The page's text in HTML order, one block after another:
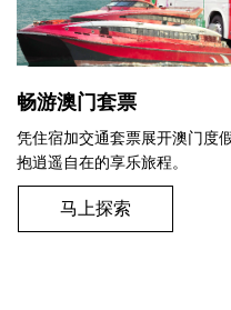
畅游澳门套票
凭住宿加交通套票展开澳门度
抱逍遥自在的享乐旅程。
马上探索